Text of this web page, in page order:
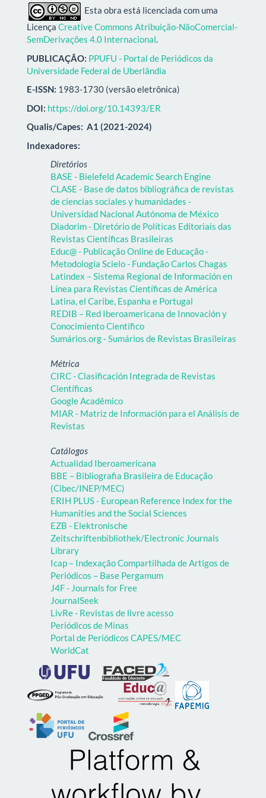
Esta obra está licenciada com uma
Licença Creative Commons Atribuição-NãoComercial-
SemDerivações 4.0 Internacional.
PUBLICAÇÃO: PPUFU - Portal de Periódicos da
Universidade Federal de Uberlândia
E-ISSN: 1983-1730 (versão eletrônica)
DOI: https://doi.org/10.14393/ER
Qualis/Capes: A1 (2021-2024)
Indexadores:
Diretórios
BASE - Bielefeld Academic Search Engine
CLASE - Base de datos bibliográfica de revistas
de ciencias sociales y humanidades -
Universidad Nacional Autónoma de México
Diadorim - Diretório de Políticas Editoriais das
Revistas Científicas Brasileiras
Educ@ - Publicação Online de Educação -
Metodologia Scielo - Fundação Carlos Chagas
Latindex – Sistema Regional de Información en
Línea para Revistas Científicas de América
Latina, el Caribe, Espanha e Portugal
REDIB – Red Iberoamericana de Innovación y
Conocimiento Científico
Sumários.org - Sumários de Revistas Brasileiras
Métrica
CIRC - Clasificación Integrada de Revistas
Científicas
Google Acadêmico
MIAR - Matriz de Información para el Análisis de
Revistas
Catálogos
Actualidad Iberoamericana
BBE – Bibliografia Brasileira de Educação
(Cibec/INEP/MEC)
ERIH PLUS - European Reference Index for the
Humanities and the Social Sciences
EZB - Elektronische
Zeitschriftenbibliothek/Electronic Journals
Library
Icap – Indexação Compartilhada de Artigos de
Periódicos – Base Pergamum
J4F - Journals for Free
JournalSeek
LivRe - Revistas de livre acesso
Periódicos de Minas
Portal de Periódicos CAPES/MEC
WorldCat